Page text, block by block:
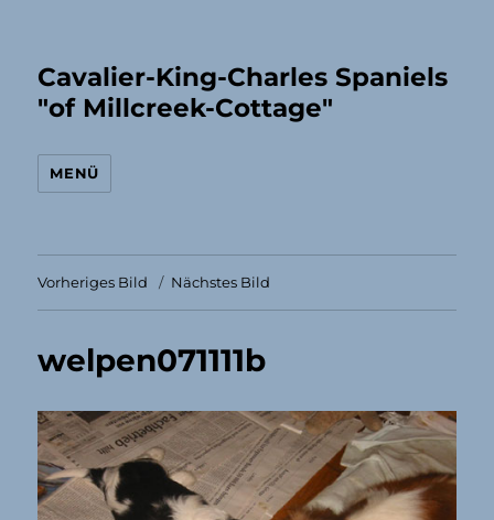
Cavalier-King-Charles Spaniels
"of Millcreek-Cottage"
MENÜ
Vorheriges Bild Nächstes Bild
welpen071111b